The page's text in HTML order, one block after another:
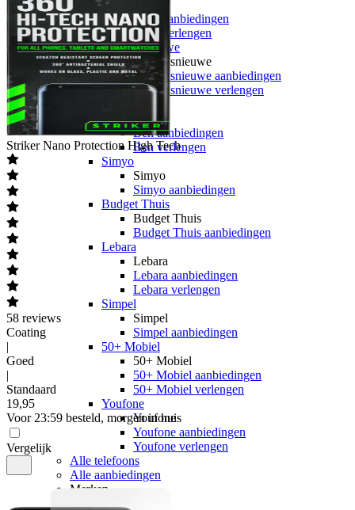
KPN aanbiedingen
KPN verlengen
hollandsnieuwe
hollandsnieuwe
hollandsnieuwe aanbiedingen
hollandsnieuwe verlengen
Ben
Ben aanbiedingen
Ben verlengen
Simyo
Simyo
Simyo aanbiedingen
Budget Thuis
Budget Thuis
Budget Thuis aanbiedingen
Lebara
Lebara
Lebara aanbiedingen
Lebara verlengen
Simpel
Simpel
Simpel aanbiedingen
50+ Mobiel
50+ Mobiel
50+ Mobiel aanbiedingen
50+ Mobiel verlengen
Youfone
Youfone
Youfone aanbiedingen
Youfone verlengen
Alle telefoons
Alle aanbiedingen
Merken
Striker Nano Protection High Tech
58 reviews
Coating
|
Goed
|
Standaard
19,95
Voor 23:59 besteld, morgen in huis
Vergelijk